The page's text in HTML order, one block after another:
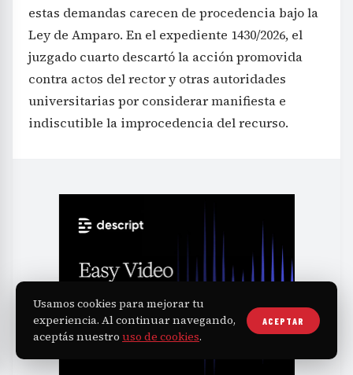
estas demandas carecen de procedencia bajo la
Ley de Amparo. En el expediente 1430/2026, el
juzgado cuarto descartó la acción promovida
contra actos del rector y otras autoridades
universitarias por considerar manifiesta e
indiscutible la improcedencia del recurso.
Usamos cookies para mejorar tu
experiencia. Al continuar navegando,
aceptás nuestro uso de cookies.
ACEPTAR